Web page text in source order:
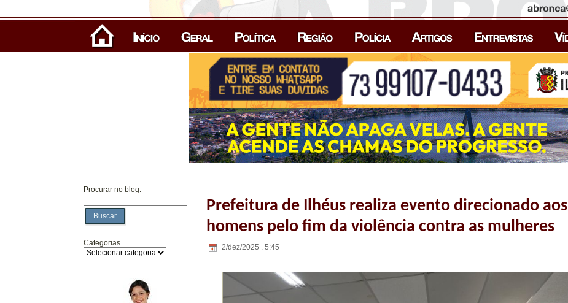
Procurar no blog:
Buscar
Categorias
Prefeitura de Ilhéus realiza evento direcionado aos
homens pelo fim da violência contra as mulheres
2/dez/2025 . 5:45